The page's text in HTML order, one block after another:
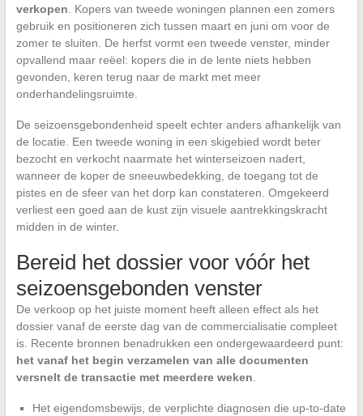
verkopen . Kopers van tweede woningen plannen een zomers
gebruik en positioneren zich tussen maart en juni om voor de
zomer te sluiten. De herfst vormt een tweede venster, minder
opvallend maar reëel: kopers die in de lente niets hebben
gevonden, keren terug naar de markt met meer
onderhandelingsruimte.
De seizoensgebondenheid speelt echter anders afhankelijk van
de locatie. Een tweede woning in een skigebied wordt beter
bezocht en verkocht naarmate het winterseizoen nadert,
wanneer de koper de sneeuwbedekking, de toegang tot de
pistes en de sfeer van het dorp kan constateren. Omgekeerd
verliest een goed aan de kust zijn visuele aantrekkingskracht
midden in de winter.
Bereid het dossier voor vóór het
seizoensgebonden venster
De verkoop op het juiste moment heeft alleen effect als het
dossier vanaf de eerste dag van de commercialisatie compleet
is. Recente bronnen benadrukken een ondergewaardeerd punt:
het vanaf het begin verzamelen van alle documenten
versnelt de transactie met meerdere weken
Het eigendomsbewijs, de verplichte diagnosen die up-to-date